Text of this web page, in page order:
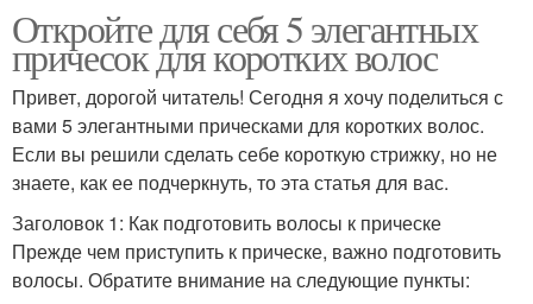
Откройте для себя 5 элегантных
причесок для коротких волос
Привет, дорогой читатель! Сегодня я хочу поделиться с
вами 5 элегантными прическами для коротких волос.
Если вы решили сделать себе короткую стрижку, но не
знаете, как ее подчеркнуть, то эта статья для вас.
Заголовок 1: Как подготовить волосы к прическе
Прежде чем приступить к прическе, важно подготовить
волосы. Обратите внимание на следующие пункты: